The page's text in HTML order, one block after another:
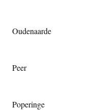
Oudenaarde
Peer
Poperinge